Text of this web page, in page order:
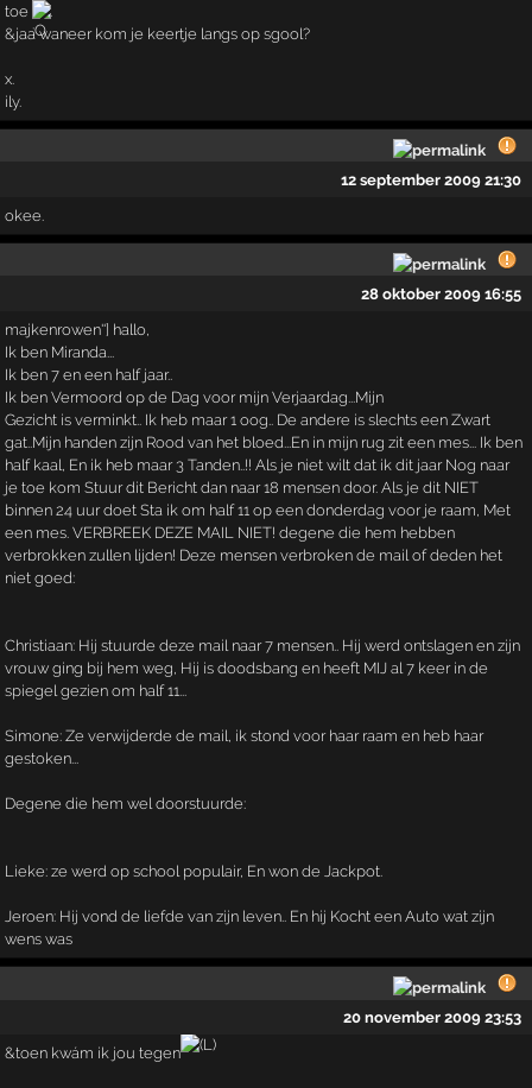
toe
.
&jaa waneer kom je keertje langs op sgool?
x.
ily.
12 september 2009 21:30
okee.
28 oktober 2009 16:55
majkenrowen''] hallo,
Ik ben Miranda...
Ik ben 7 en een half jaar..
Ik ben Vermoord op de Dag voor mijn Verjaardag...Mijn
Gezicht is verminkt.. Ik heb maar 1 oog.. De andere is slechts een Zwart
gat..Mijn handen zijn Rood van het bloed...En in mijn rug zit een mes... Ik ben
half kaal, En ik heb maar 3 Tanden..!! Als je niet wilt dat ik dit jaar Nog naar
je toe kom Stuur dit Bericht dan naar 18 mensen door. Als je dit NIET
binnen 24 uur doet Sta ik om half 11 op een donderdag voor je raam, Met
een mes. VERBREEK DEZE MAIL NIET! degene die hem hebben
verbrokken zullen lijden! Deze mensen verbroken de mail of deden het
niet goed:
Christiaan: Hij stuurde deze mail naar 7 mensen.. Hij werd ontslagen en zijn
vrouw ging bij hem weg, Hij is doodsbang en heeft MIJ al 7 keer in de
spiegel gezien om half 11...
Simone: Ze verwijderde de mail, ik stond voor haar raam en heb haar
gestoken...
Degene die hem wel doorstuurde:
Lieke: ze werd op school populair, En won de Jackpot.
Jeroen: Hij vond de liefde van zijn leven.. En hij Kocht een Auto wat zijn
wens was
20 november 2009 23:53
&toen kwám ik jou tegen